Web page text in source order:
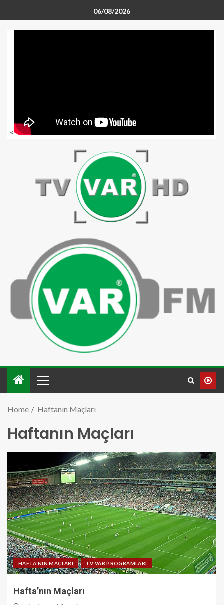
06/08/2026
<
Home Haftanın Maçları
Haftanın Maçları
HAFTA'NIN MAÇLARI TV VAR PROGRAMLARI
Hafta’nın Maçları